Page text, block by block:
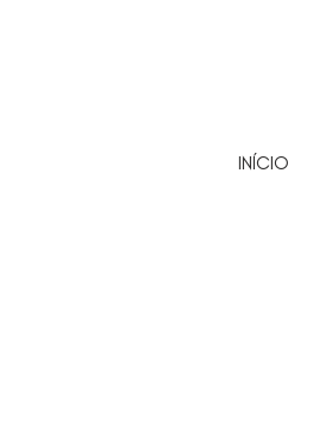
INÍCIO